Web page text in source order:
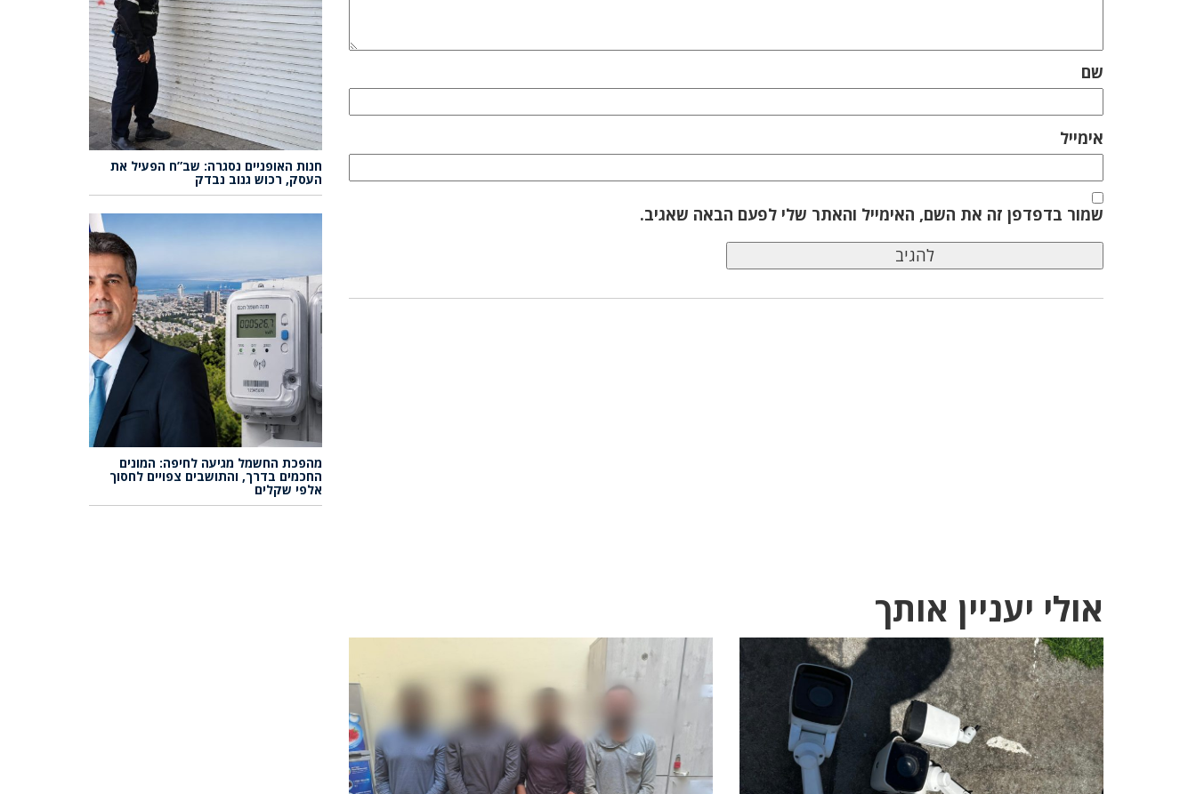
שם
אימייל
שמור בדפדפן זה את השם, האימייל והאתר שלי לפעם הבאה שאגיב.
חנות האופניים נסגרה: שב”ח הפעיל את
העסק, רכוש גנוב נבדק
מהפכת החשמל מגיעה לחיפה: המונים
החכמים בדרך, והתושבים צפויים לחסוך
אלפי שקלים
אולי יעניין אותך